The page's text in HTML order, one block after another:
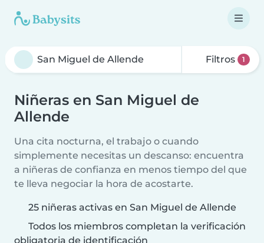
Filtros 1
Niñeras en San Miguel de
Allende
Una cita nocturna, el trabajo o cuando
simplemente necesitas un descanso: encuentra
a niñeras de confianza en menos tiempo del que
te lleva negociar la hora de acostarte.
25 niñeras activas en San Miguel de Allende
Todos los miembros completan la verificación
obligatoria de identificación